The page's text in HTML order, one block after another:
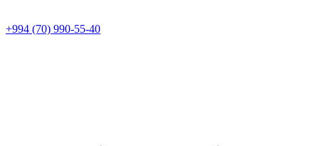
+994 (70) 990-55-40